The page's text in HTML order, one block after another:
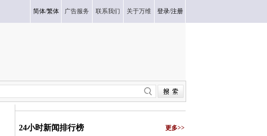
简体/繁体 广告服务 联系我们 关于万维 登录/注册
24小时新闻排行榜 更多>>